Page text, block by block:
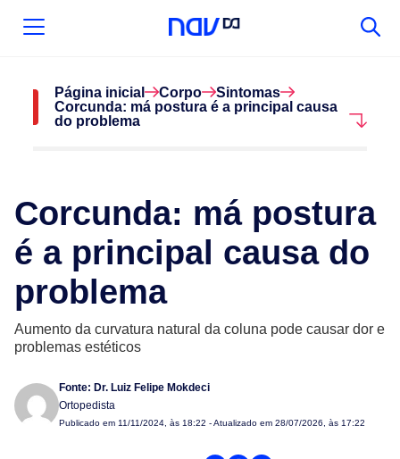
Página inicial Corpo
Sintomas
Corcunda: má postura é a principal causa
do problema
Corcunda: má postura
é a principal causa do
problema
Aumento da curvatura natural da coluna pode causar dor e
problemas estéticos
Fonte: Dr. Luiz Felipe Mokdeci
Ortopedista
Publicado em 11/11/2024, às 18:22 - Atualizado em 28/07/2026, às 17:22